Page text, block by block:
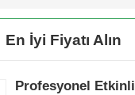
En İyi Fiyatı Alın
Profesyonel